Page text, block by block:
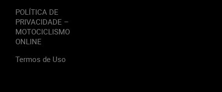
POLÍTICA DE
PRIVACIDADE –
MOTOCICLISMO
ONLINE
Termos de Uso